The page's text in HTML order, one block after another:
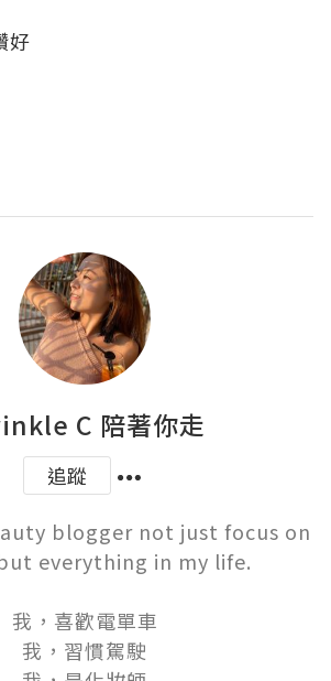
好
C 陪著你走
追蹤
blogger not just focus on
everything in my life.
我，喜歡電單車
我，習慣駕駛